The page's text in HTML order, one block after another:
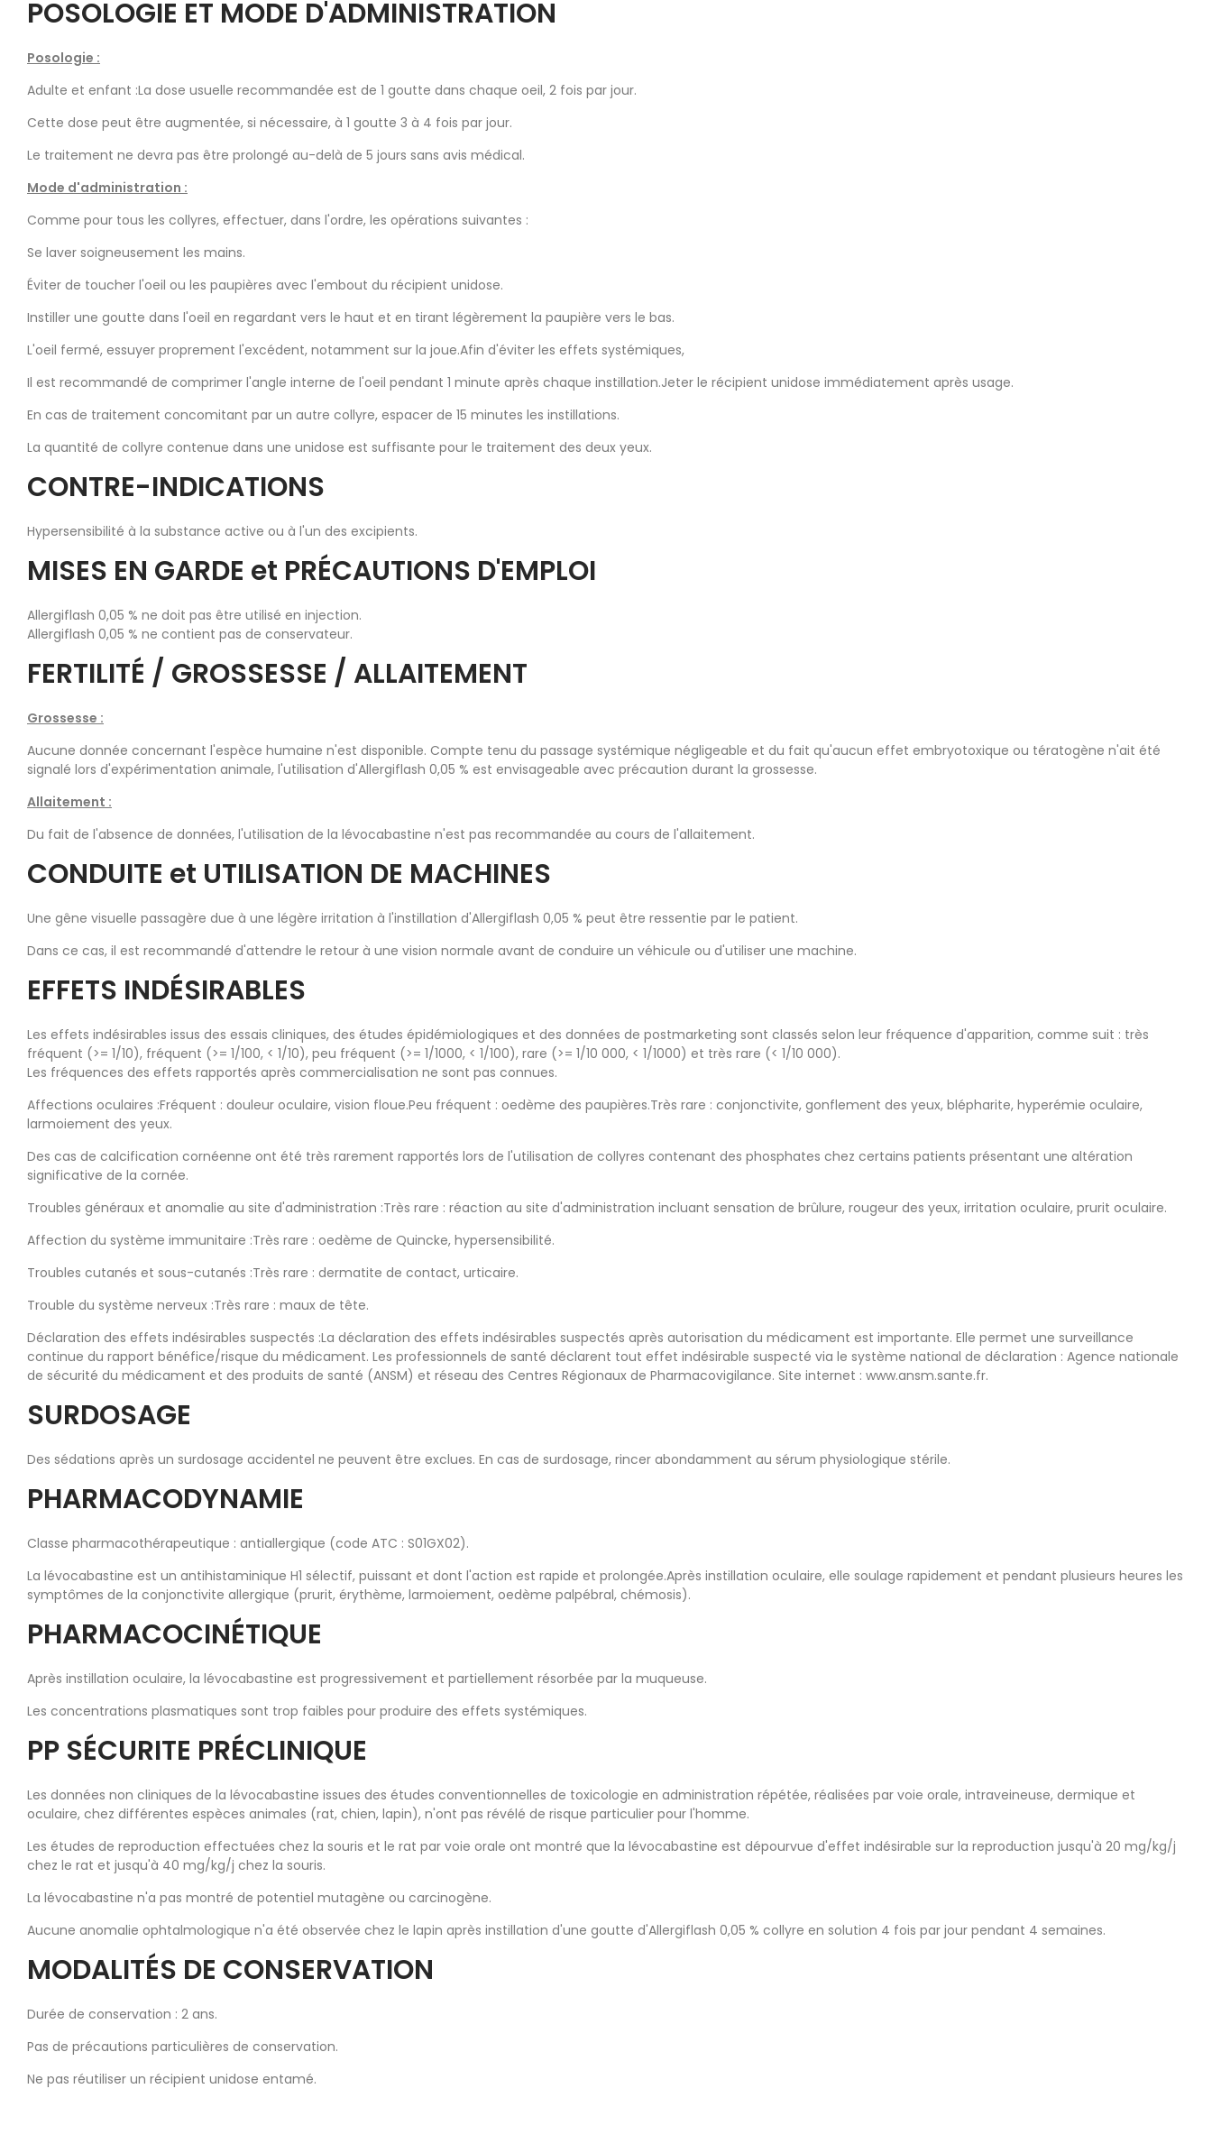
POSOLOGIE ET MODE D'ADMINISTRATION
Posologie :
Adulte et enfant :La dose usuelle recommandée est de 1 goutte dans chaque oeil, 2 fois par jour.
Cette dose peut être augmentée, si nécessaire, à 1 goutte 3 à 4 fois par jour.
Le traitement ne devra pas être prolongé au-delà de 5 jours sans avis médical.
Mode d'administration :
Comme pour tous les collyres, effectuer, dans l'ordre, les opérations suivantes :
Se laver soigneusement les mains.
Éviter de toucher l'oeil ou les paupières avec l'embout du récipient unidose.
Instiller une goutte dans l'oeil en regardant vers le haut et en tirant légèrement la paupière vers le bas.
L'oeil fermé, essuyer proprement l'excédent, notamment sur la joue.Afin d'éviter les effets systémiques,
Il est recommandé de comprimer l'angle interne de l'oeil pendant 1 minute après chaque instillation.Jeter le récipient unidose immédiatement après usage.
En cas de traitement concomitant par un autre collyre, espacer de 15 minutes les instillations.
La quantité de collyre contenue dans une unidose est suffisante pour le traitement des deux yeux.
CONTRE-INDICATIONS
Hypersensibilité à la substance active ou à l'un des excipients.
MISES EN GARDE et PRÉCAUTIONS D'EMPLOI
Allergiflash 0,05 % ne doit pas être utilisé en injection.
Allergiflash 0,05 % ne contient pas de conservateur.
FERTILITÉ / GROSSESSE / ALLAITEMENT
Grossesse :
Aucune donnée concernant l'espèce humaine n'est disponible. Compte tenu du passage systémique négligeable et du fait qu'aucun effet embryotoxique ou tératogène n'ait été
signalé lors d'expérimentation animale, l'utilisation d'Allergiflash 0,05 % est envisageable avec précaution durant la grossesse.
Allaitement :
Du fait de l'absence de données, l'utilisation de la lévocabastine n'est pas recommandée au cours de l'allaitement.
CONDUITE et UTILISATION DE MACHINES
Une gêne visuelle passagère due à une légère irritation à l'instillation d'Allergiflash 0,05 % peut être ressentie par le patient.
Dans ce cas, il est recommandé d'attendre le retour à une vision normale avant de conduire un véhicule ou d'utiliser une machine.
EFFETS INDÉSIRABLES
Les effets indésirables issus des essais cliniques, des études épidémiologiques et des données de postmarketing sont classés selon leur fréquence d'apparition, comme suit : très
fréquent (>= 1/10), fréquent (>= 1/100, < 1/10), peu fréquent (>= 1/1000, < 1/100), rare (>= 1/10 000, < 1/1000) et très rare (< 1/10 000).
Les fréquences des effets rapportés après commercialisation ne sont pas connues.
Affections oculaires :Fréquent : douleur oculaire, vision floue.Peu fréquent : oedème des paupières.Très rare : conjonctivite, gonflement des yeux, blépharite, hyperémie oculaire,
larmoiement des yeux.
Des cas de calcification cornéenne ont été très rarement rapportés lors de l'utilisation de collyres contenant des phosphates chez certains patients présentant une altération
significative de la cornée.
Troubles généraux et anomalie au site d'administration :Très rare : réaction au site d'administration incluant sensation de brûlure, rougeur des yeux, irritation oculaire, prurit oculaire.
Affection du système immunitaire :Très rare : oedème de Quincke, hypersensibilité.
Troubles cutanés et sous-cutanés :Très rare : dermatite de contact, urticaire.
Trouble du système nerveux :Très rare : maux de tête.
Déclaration des effets indésirables suspectés :La déclaration des effets indésirables suspectés après autorisation du médicament est importante. Elle permet une surveillance
continue du rapport bénéfice/risque du médicament. Les professionnels de santé déclarent tout effet indésirable suspecté via le système national de déclaration : Agence nationale
de sécurité du médicament et des produits de santé (ANSM) et réseau des Centres Régionaux de Pharmacovigilance. Site internet : www.ansm.sante.fr.
SURDOSAGE
Des sédations après un surdosage accidentel ne peuvent être exclues. En cas de surdosage, rincer abondamment au sérum physiologique stérile.
PHARMACODYNAMIE
Classe pharmacothérapeutique : antiallergique (code ATC : S01GX02).
La lévocabastine est un antihistaminique H1 sélectif, puissant et dont l'action est rapide et prolongée.Après instillation oculaire, elle soulage rapidement et pendant plusieurs heures les
symptômes de la conjonctivite allergique (prurit, érythème, larmoiement, oedème palpébral, chémosis).
PHARMACOCINÉTIQUE
Après instillation oculaire, la lévocabastine est progressivement et partiellement résorbée par la muqueuse.
Les concentrations plasmatiques sont trop faibles pour produire des effets systémiques.
PP SÉCURITE PRÉCLINIQUE
Les données non cliniques de la lévocabastine issues des études conventionnelles de toxicologie en administration répétée, réalisées par voie orale, intraveineuse, dermique et
oculaire, chez différentes espèces animales (rat, chien, lapin), n'ont pas révélé de risque particulier pour l'homme.
Les études de reproduction effectuées chez la souris et le rat par voie orale ont montré que la lévocabastine est dépourvue d'effet indésirable sur la reproduction jusqu'à 20 mg/kg/j
chez le rat et jusqu'à 40 mg/kg/j chez la souris.
La lévocabastine n'a pas montré de potentiel mutagène ou carcinogène.
Aucune anomalie ophtalmologique n'a été observée chez le lapin après instillation d'une goutte d'Allergiflash 0,05 % collyre en solution 4 fois par jour pendant 4 semaines.
MODALITÉS DE CONSERVATION
Durée de conservation : 2 ans.
Pas de précautions particulières de conservation.
Ne pas réutiliser un récipient unidose entamé.